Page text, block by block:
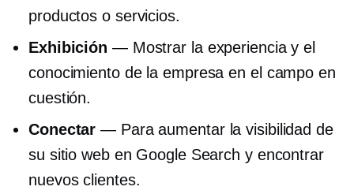
productos o servicios.
Exhibición — Mostrar la experiencia y el
conocimiento de la empresa en el campo en
cuestión.
Conectar — Para aumentar la visibilidad de
su sitio web en Google Search y encontrar
nuevos clientes.